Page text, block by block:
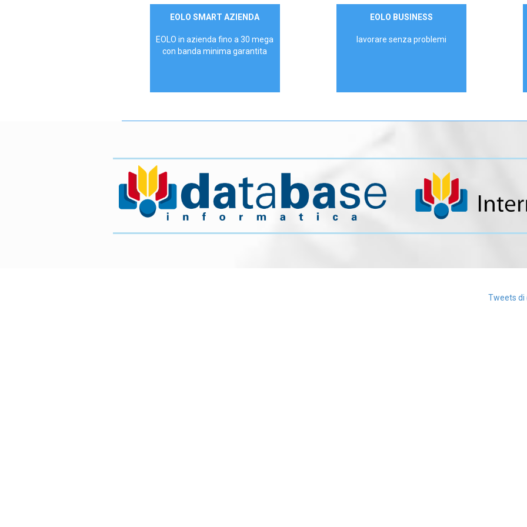
Contattaci
EOLO SMART AZIENDA
EOLO in azienda fino a 30 mega
con banda minima garantita
ContattaciEOLO BUSINESS
lavorare senza problemi
Tweets di